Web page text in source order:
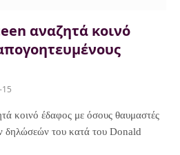
αναζητά κοινό
κοινό έδαφος με όσους θαυμαστές
δηλώσεών του κατά του Donald